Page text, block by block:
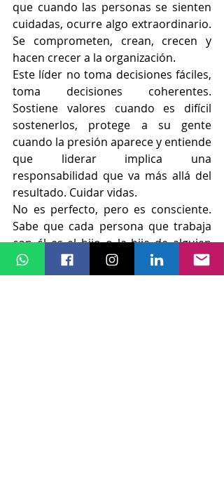
que cuando las personas se sienten
cuidadas, ocurre algo extraordinario.
Se comprometen, crean, crecen y
hacen crecer a la organización.
Este líder no toma decisiones fáciles,
toma decisiones coherentes.
Sostiene valores cuando es difícil
sostenerlos, protege a su gente
cuando la presión aparece y entiende
que liderar implica una
responsabilidad que va más allá del
resultado. Cuidar vidas.
No es perfecto, pero es consciente.
Sabe que cada persona que trabaja
con él es el hijo o la hija de alguien
que espera que sea tratado con
dignidad. Y eso no lo negocia.